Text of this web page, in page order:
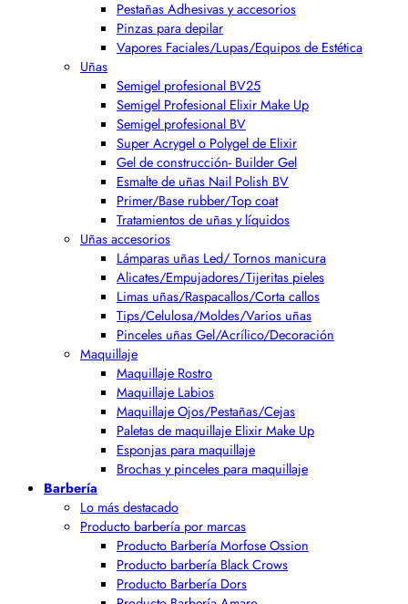
Pestañas Adhesivas y accesorios
Pinzas para depilar
Vapores Faciales/Lupas/Equipos de Estética
Uñas
Semigel profesional BV25
Semigel Profesional Elixir Make Up
Semigel profesional BV
Super Acrygel o Polygel de Elixir
Gel de construcción- Builder Gel
Esmalte de uñas Nail Polish BV
Primer/Base rubber/Top coat
Tratamientos de uñas y líquidos
Uñas accesorios
Lámparas uñas Led/ Tornos manicura
Alicates/Empujadores/Tijeritas pieles
Limas uñas/Raspacallos/Corta callos
Tips/Celulosa/Moldes/Varios uñas
Pinceles uñas Gel/Acrílico/Decoración
Maquillaje
Maquillaje Rostro
Maquillaje Labios
Maquillaje Ojos/Pestañas/Cejas
Paletas de maquillaje Elixir Make Up
Esponjas para maquillaje
Brochas y pinceles para maquillaje
Barbería
Lo más destacado
Producto barbería por marcas
Producto Barbería Morfose Ossion
Producto barbería Black Crows
Producto Barbería Dors